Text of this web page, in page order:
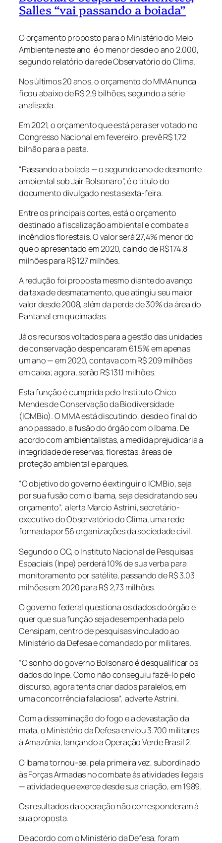
Salles “vai passando a boiada”
O orçamento proposto para o Ministério do Meio
Ambiente neste ano é o menor desde o ano 2.000,
segundo relatório da rede Observatório do Clima.
Nos últimos 20 anos, o orçamento do MMA nunca
ficou abaixo de R$ 2,9 bilhões, segundo a série
analisada.
Em 2021, o orçamento que está para ser votado no
Congresso Nacional em fevereiro, prevê R$ 1,72
bilhão para a pasta.
“Passando a boiada — o segundo ano de desmonte
ambiental sob Jair Bolsonaro”, é o título do
documento divulgado nesta sexta-feira.
Entre os principais cortes, está o orçamento
destinado a fiscalização ambiental e combate a
incêndios florestais. O valor será 27,4% menor do
que o apresentado em 2020, caindo de R$ 174,8
milhões para R$ 127 milhões.
A redução foi proposta mesmo diante do avanço
da taxa de desmatamento, que atingiu seu maior
valor desde 2008, além da perda de 30% da área do
Pantanal em queimadas.
Já os recursos voltados para a gestão das unidades
de conservação despencaram 61,5% em apenas
um ano — em 2020, contava com R$ 209 milhões
em caixa; agora, serão R$ 131,1 milhões.
Esta função é cumprida pelo Instituto Chico
Mendes de Conservação da Biodiversidade
(ICMBio). O MMA está discutindo, desde o final do
ano passado, a fusão do órgão com o Ibama. De
acordo com ambientalistas, a medida prejudicaria a
integridade de reservas, florestas, áreas de
proteção ambiental e parques.
“O objetivo do governo é extinguir o ICMBio, seja
por sua fusão com o Ibama, seja desidratando seu
orçamento”, alerta Marcio Astrini, secretário-
executivo do Observatório do Clima, uma rede
formada por 56 organizações da sociedade civil.
Segundo o OC, o Instituto Nacional de Pesquisas
Espaciais (Inpe) perderá 10% de sua verba para
monitoramento por satélite, passando de R$ 3,03
milhões em 2020 para R$ 2,73 milhões.
O governo federal questiona os dados do órgão e
quer que sua função seja desempenhada pelo
Censipam, centro de pesquisas vinculado ao
Ministério da Defesa e comandado por militares.
“O sonho do governo Bolsonaro é desqualificar os
dados do Inpe. Como não conseguiu fazê-lo pelo
discurso, agora tenta criar dados paralelos, em
uma concorrência falaciosa”, adverte Astrini.
Com a disseminação do fogo e a devastação da
mata, o Ministério da Defesa enviou 3.700 militares
à Amazônia, lançando a Operação Verde Brasil 2.
O Ibama tornou-se, pela primeira vez, subordinado
às Forças Armadas no combate às atividades ilegais
— atividade que exerce desde sua criação, em 1989.
Os resultados da operação não corresponderam à
sua proposta.
De acordo com o Ministério da Defesa, foram